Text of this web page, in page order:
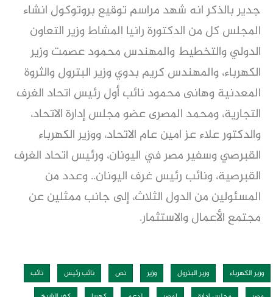
جدير بالذكر انه شهد مراسم توقيع بروتوكول انشاء
المجلس كل من الدكتورة رانيا المشاط وزير التعاون
الدولي والتخطيط والمهندس محمود عصمت وزير
الكهرباء، والمهندس كريم بدوي وزير البترول والثروة
المعدنية وهانى محمود نائب أول رئيس اتحاد الغرف
التجارية، ومحمد المصرى عضو مجلس إدارة الاتحاد،
والدكتور علاء عز امين عام الاتحاد، ووزير الكهرباء
القبرصي وسفير مصر في اليونان، ورئيس اتحاد الغرف
القبرصية، ونائب رئيس غرف اليونان.. وعدد من
المسئولين من الدول الثلاث، إلى جانب ممثلين عن
مجتمع الأعمال والاستثمار.
وزير الكهرباء وزير البترول وزير نص نائب رئيس
نائب